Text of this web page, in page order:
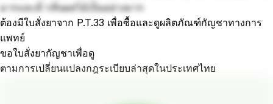
มากและมี กลิ่นผลไม้เป็นอย่างมาก
ต้องมีใบสั่งยาจาก P.T.33 เพื่อซื้อและดูผลิตภัณฑ์กัญชาทางการ
แพทย์
ขอใบสั่งยากัญชาเพื่อดู
ตามการเปลี่ยนแปลงกฎระเบียบล่าสุดในประเทศไทย